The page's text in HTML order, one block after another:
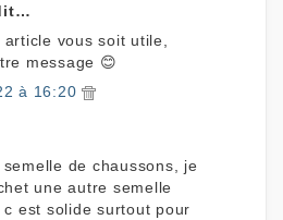
vous soit utile,
message 😊
à 16:20
de chaussons, je
une autre semelle
est solide surtout pour